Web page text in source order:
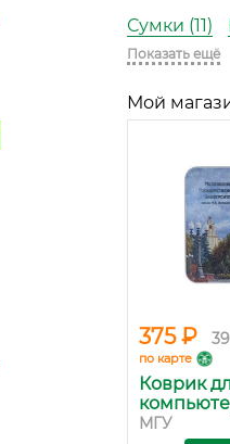
Сумки (11)
Показать ещё
Мой
375 ₽
по карте
Коврик
МГУ